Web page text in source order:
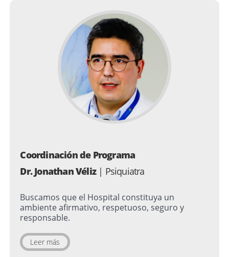
Coordinación de Programa
Dr. Jonathan Véliz| Psiquiatra
Buscamos que el Hospital constituya un
ambiente afirmativo, respetuoso, seguro y
responsable.
Leer más